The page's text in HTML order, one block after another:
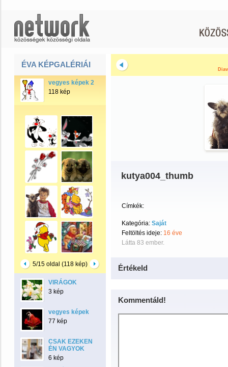
ÉVA KÉPGALÉRIÁI
vegyes képek 2
118 kép
5/15 oldal (118 kép)
VIRÁGOK
3 kép
vegyes képek
77 kép
CSAK EZEKEN
ÉN VAGYOK
6 kép
kutya004_thumb
Címkék:
Kategória: Saját
Feltöltés ideje: 16 éve
Látta 83 ember.
Értékeld
Kommentáld!